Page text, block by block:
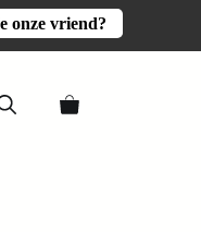
onze vriend?